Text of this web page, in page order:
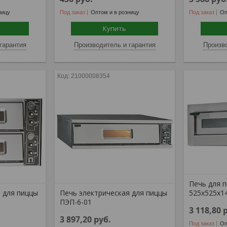
Под заказ Оптом и в розницу
Купить
Производитель и гарантия
Под заказ
для пиццы
21000008354
Печь электрическая для пиццы
ПЭП-6-01
3 897,20 руб.
Печь для
3 118,80
Под заказ